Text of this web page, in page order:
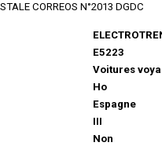
CORREOS N°2013 DGDC
E5223
Voitures
Ho
Espagne
III
Non